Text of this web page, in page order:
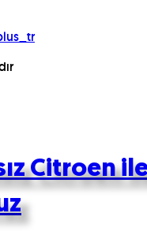
Citroen